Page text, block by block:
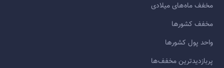
مخفف ماه‌های میلادی
مخفف کشورها
واحد پول کشورها
پربازديدترين مخفف‌ها